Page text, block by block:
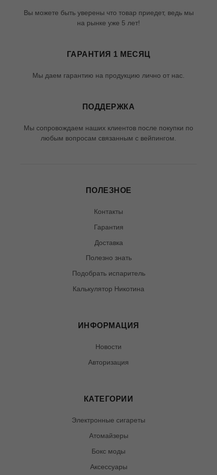
Вы можете быть уверены что товар приедет, ведь мы
на рынке уже 5 лет!
ГАРАНТИЯ 1 МЕСЯЦ
Мы даем гарантию на продукцию лично от нас.
ПОДДЕРЖКА
Мы сопровождаем наших клиентов после покупки по
любым вопросам связанным с вейпингом.
ПОЛЕЗНОЕ
Контакты
Гарантия
Доставка
Полезно знать
Подобрать испаритель
Калькулятор Никотина
ИНФОРМАЦИЯ
Новости
Авторизация
КАТЕГОРИИ
Электронные сигареты
Атомайзеры
Бокс моды
Аксессуары